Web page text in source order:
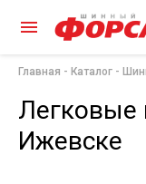
Главная Каталог
Легковые
Ижевске